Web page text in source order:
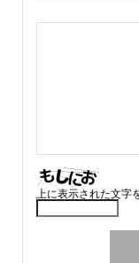
上に表示された文字